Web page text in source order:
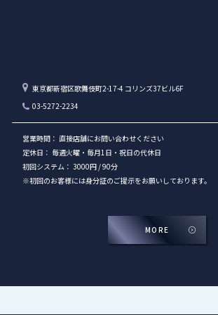
東京都新宿区歌舞伎町2-17-4 コリンズ37ビル6F
03-5272-2234
営業時間： 直接店舗にお問い合わせください
定休日： 毎週火曜・毎月1日・祝日の代休日
初回システム： 3000円 / 90分
※初回のお客様には身分証のご提示をお願いしております。
MORE